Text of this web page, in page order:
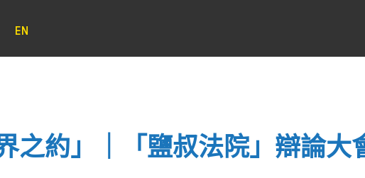
EN
之約」｜「鹽叔法院」辯論大